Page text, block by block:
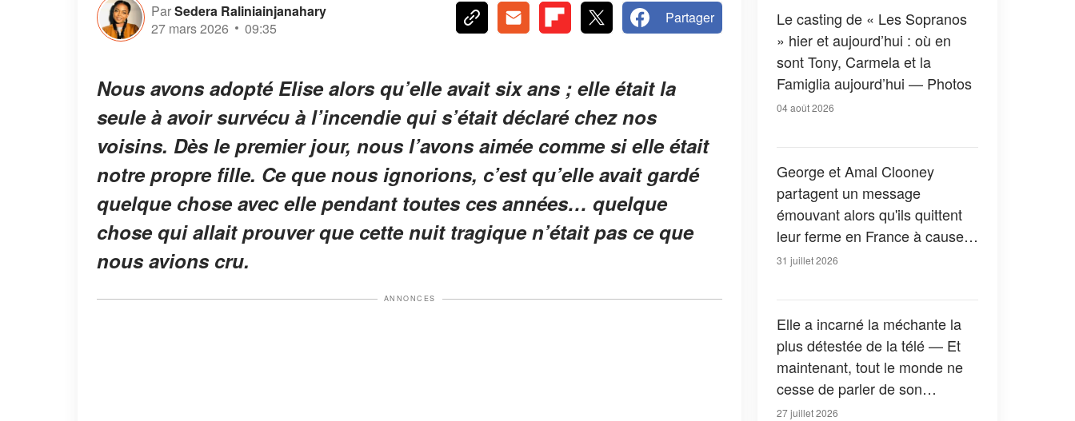
ParSedera Raliniainjanahary
27 mars 2026
09:35
Partager
Nous avons adopté Elise alors qu’elle avait six ans ; elle était la
seule à avoir survécu à l’incendie qui s’était déclaré chez nos
voisins. Dès le premier jour, nous l’avons aimée comme si elle était
notre propre fille. Ce que nous ignorions, c’est qu’elle avait gardé
quelque chose avec elle pendant toutes ces années… quelque
chose qui allait prouver que cette nuit tragique n’était pas ce que
nous avions cru.
ANNONCES
Le casting de « Les Sopranos
» hier et aujourd’hui : où en
sont Tony, Carmela et la
Famiglia aujourd’hui — Photos
04 août 2026
George et Amal Clooney
partagent un message
émouvant alors qu'ils quittent
leur ferme en France à cause
des feux de forêt — Tous les
31 juillet 2026
Elle a incarné la méchante la
plus détestée de la télé — Et
maintenant, tout le monde ne
cesse de parler de son
apparition dans la nouvelle
27 juillet 2026